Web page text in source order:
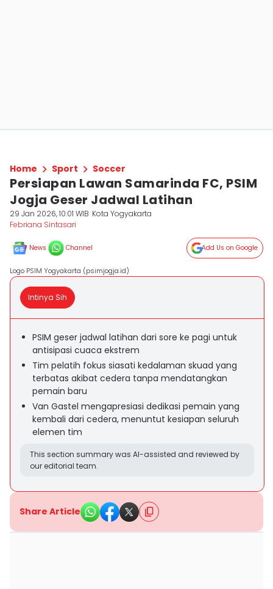
Home Sport Soccer
Persiapan Lawan Samarinda FC, PSIM
Jogja Geser Jadwal Latihan
29 Jan 2026, 10:01 WIB Kota Yogyakarta
Febriana Sintasari
News Channel Add Us on Google
Logo PSIM Yogyakarta (psimjogja.id)
Intinya Sih
PSIM geser jadwal latihan dari sore ke pagi untuk
antisipasi cuaca ekstrem
Tim pelatih fokus siasati kedalaman skuad yang
terbatas akibat cedera tanpa mendatangkan
pemain baru
Van Gastel mengapresiasi dedikasi pemain yang
kembali dari cedera, menuntut kesiapan seluruh
elemen tim
This section summary was AI-assisted and reviewed by
our editorial team.
Share Article